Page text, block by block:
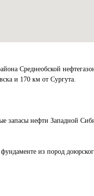
Среднеобской
и 170 км от Сургута.
запасы нефти Западной
из пород